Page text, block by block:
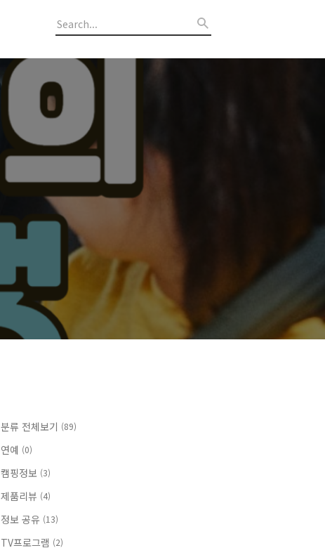
분류 전체보기 (89)
연예 (0)
캠핑정보 (3)
제품리뷰 (4)
정보 공유 (13)
TV프로그램 (2)